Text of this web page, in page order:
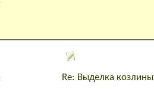
Re: Выделка